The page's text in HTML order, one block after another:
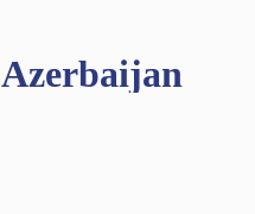
Azerbaijan